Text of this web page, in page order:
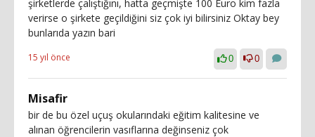
şirketlerde çalıştığını, hatta geçmişte 100 Euro kim fazla
verirse o şirkete geçildiğini siz çok iyi bilirsiniz Oktay bey
bunlarıda yazın bari
15 yıl önce 0 0
Misafir
bir de bu özel uçuş okularındaki eğitim kalitesine ve
alınan öğrencilerin vasıflarına değinseniz çok